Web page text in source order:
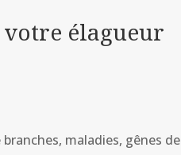
élagueur
maladies, gênes de